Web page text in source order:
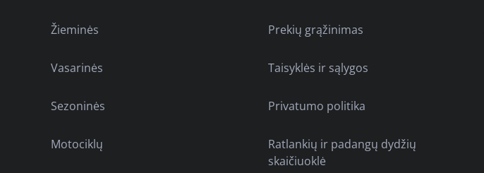
Žieminės
Vasarinės
Sezoninės
Motociklų
Prekių grąžinimas
Taisyklės ir sąlygos
Privatumo politika
Ratlankių ir padangų dydžių
skaičiuoklė